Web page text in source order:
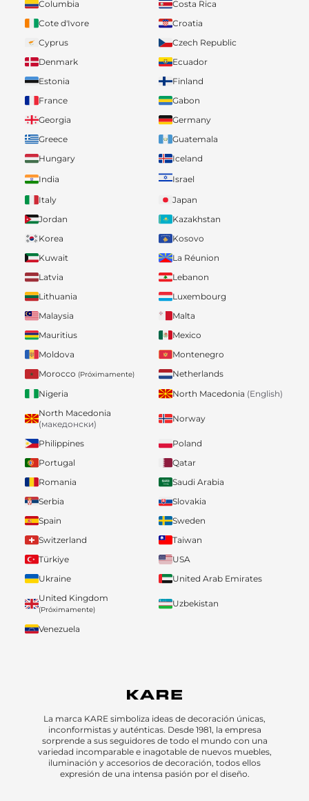
Columbia
Costa Rica
Cote d'Ivore
Croatia
Cyprus
Czech Republic
Denmark
Ecuador
Estonia
Finland
France
Gabon
Georgia
Germany
Greece
Guatemala
Hungary
Iceland
India
Israel
Italy
Japan
Jordan
Kazakhstan
Korea
Kosovo
Kuwait
La Réunion
Latvia
Lebanon
Lithuania
Luxembourg
Malaysia
Malta
Mauritius
Mexico
Moldova
Montenegro
Morocco (Próximamente)
Netherlands
Nigeria
North Macedonia (English)
North Macedonia
(македонски)
Norway
Philippines
Poland
Portugal
Qatar
Romania
Saudi Arabia
Serbia
Slovakia
Spain
Sweden
Switzerland
Taiwan
Türkiye
USA
Ukraine
United Arab Emirates
United Kingdom
(Próximamente)
Uzbekistan
Venezuela
La marca KARE simboliza ideas de decoración únicas,
inconformistas y auténticas. Desde 1981, la empresa
sorprende a sus seguidores de todo el mundo con una
variedad incomparable e inagotable de nuevos muebles,
iluminación y accesorios de decoración, todos ellos
expresión de una intensa pasión por el diseño.